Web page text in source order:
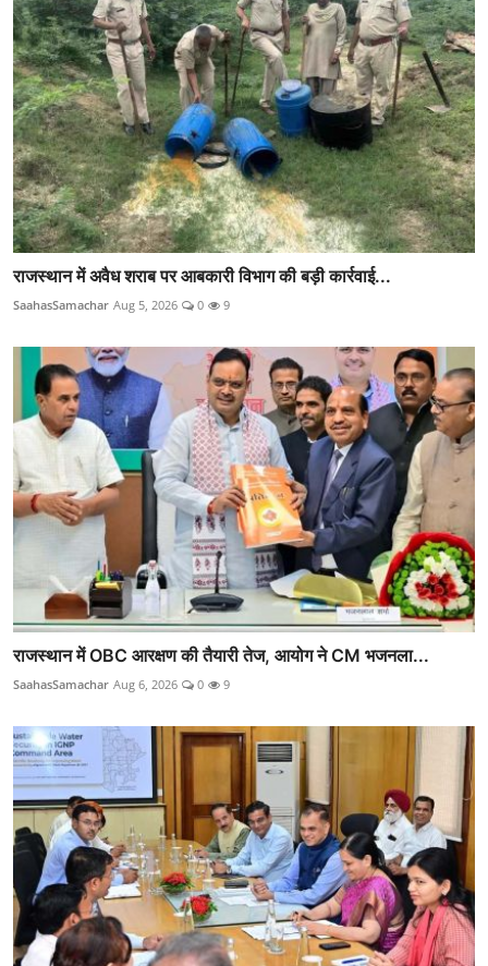
राजस्थान में अवैध शराब पर आबकारी विभाग की बड़ी कार्रवाई...
SaahasSamachar Aug 5, 2026 0 9
राजस्थान में OBC आरक्षण की तैयारी तेज, आयोग ने CM भजनला...
SaahasSamachar Aug 6, 2026 0 9